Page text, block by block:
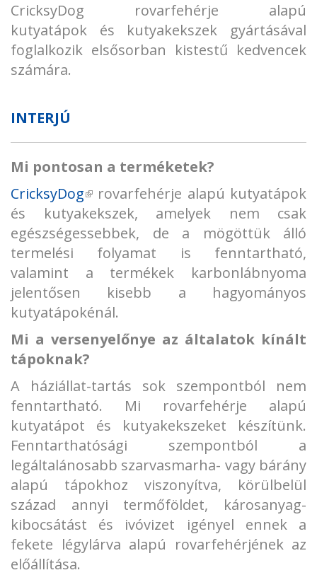
CricksyDog rovarfehérje alapú
kutyatápok és kutyakekszek gyártásával
foglalkozik elsősorban kistestű kedvencek
számára.
INTERJÚ
Mi pontosan a terméketek?
CricksyDog(külső hivatkozás)
rovarfehérje alapú kutyatápok
és kutyakekszek, amelyek nem csak
egészségessebbek, de a mögöttük álló
termelési folyamat is fenntartható,
valamint a termékek karbonlábnyoma
jelentősen kisebb a hagyományos
kutyatápokénál.
Mi a versenyelőnye az általatok kínált
tápoknak?
A háziállat-tartás sok szempontból nem
fenntartható. Mi rovarfehérje alapú
kutyatápot és kutyakekszeket készítünk.
Fenntarthatósági szempontból a
legáltalánosabb szarvasmarha- vagy bárány
alapú tápokhoz viszonyítva, körülbelül
század annyi termőföldet, károsanyag-
kibocsátást és ivóvizet igényel ennek a
fekete légylárva alapú rovarfehérjének az
előállítása.